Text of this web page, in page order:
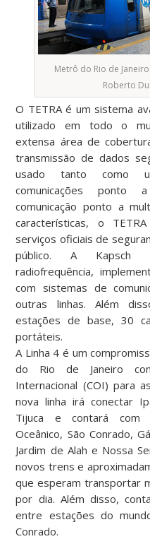
Metrô do Rio de
Roberto
O TETRA é um sistema
utilizado em todo o
extensa área de
transmissão de dados
usado tanto como
comunicações
comunicação ponto a
características, o
serviços oficiais de
público. A Kapsch
radiofrequência,
com sistemas de
outras linhas. Além
estações de base, 30
portáteis.
A Linha 4 é um
do Rio de Janeiro
Internacional (COI) para
nova linha irá conectar
Tijuca e contará com
Oceânico, São Conrado,
Jardim de Alah e Nossa
novos trens e
que esperam transportar
por dia. Além disso,
entre estações do
Conrado.